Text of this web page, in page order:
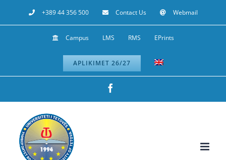
to
+389 44 356 500 Contact Us Webmail
Campus LMS RMS EPrints
APLIKIMET 26/27